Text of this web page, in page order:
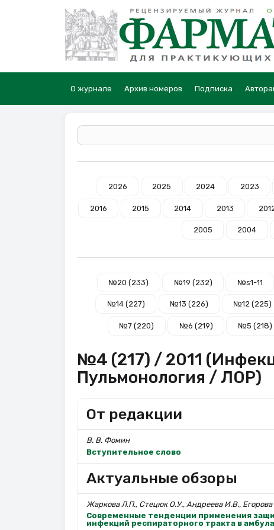
О журнале Архив номеров Подписка
2026 2025 2024 2023
2016 2015 2014 2013
2005 2004
№20 (233) №19 (232) №s1-11
№14 (227) №13 (226) №12 (225)
№7 (220) №6 (219) №5 (218)
№4 (217) / 2011
Пульмонология / ЛОР)
От редакции
В. В. Фомин
Вступительное слово
Актуальные обзоры
Жаркова Л.П., Стецюк О.У., Андреева И.В., Егорова
Современные тенденции применения
инфекций респираторного тракта в